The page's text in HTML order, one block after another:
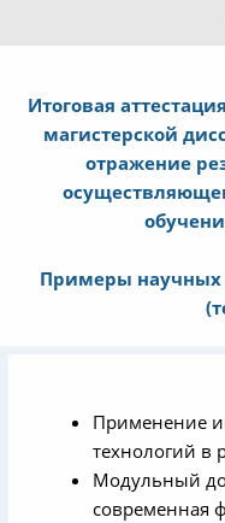
Итоговая
магистерской
отражение
Примеры научных
Применение
технологий в
Модульный
современная